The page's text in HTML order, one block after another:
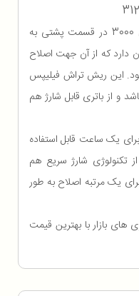
سری 3000 در قسمت پشتی به
که از آن جهت اصلاح
این ریش تراش فیلیپس
و از باتری قابل شارژ هم
هر 60 دقیقه شارژ برای یک ساعت قابل استفاده
می باشد. ریش تراش فیلیپس 3122 از تکنولوژی شارژ سریع هم
با 5 دقیقه شارژ برای یک مرتبه اصلاح به طور
های بازار با بهترین قیمت